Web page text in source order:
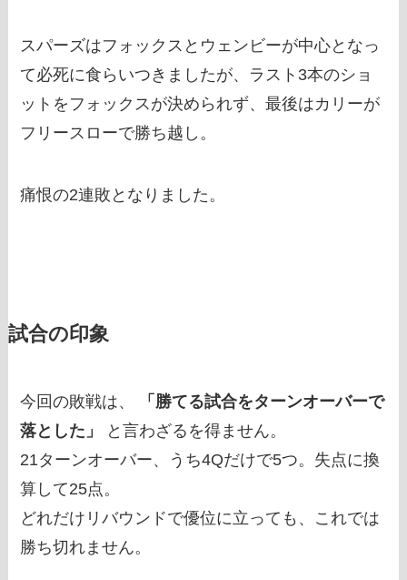
スパーズはフォックスとウェンビーが中心となっ
て必死に食らいつきましたが、ラスト3本のショ
ットをフォックスが決められず、最後はカリーが
フリースローで勝ち越し。
痛恨の2連敗となりました。
試合の印象
今回の敗戦は、
「勝てる試合をターンオーバーで
落とした」
と言わざるを得ません。
21ターンオーバー、うち4Qだけで5つ。失点に換
算して25点。
どれだけリバウンドで優位に立っても、これでは
勝ち切れません。